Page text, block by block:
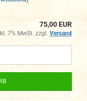
75,00 EUR
7% MwSt. zzgl. Versand